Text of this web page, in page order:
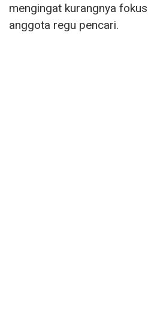
mengingat kurangnya
anggota regu pencari.